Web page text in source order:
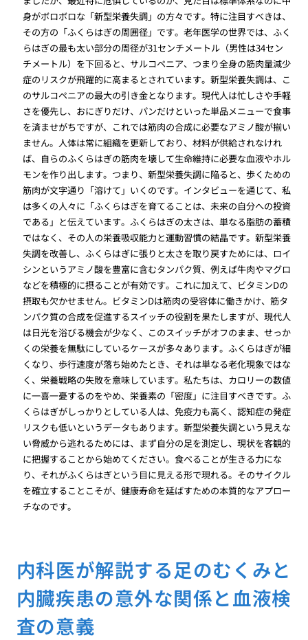
身がボロボロな「新型栄養失調」の方々です。特に注目すべきは、
その方の「ふくらはぎの周囲径」です。老年医学の世界では、ふく
らはぎの最も太い部分の周径が31センチメートル（男性は34セン
チメートル）を下回ると、サルコペニア、つまり全身の筋肉量減少
症のリスクが飛躍的に高まるとされています。新型栄養失調は、こ
のサルコペニアの最大の引き金となります。現代人は忙しさや手軽
さを優先し、おにぎりだけ、パンだけといった単品メニューで食事
を済ませがちですが、これでは筋肉の合成に必要なアミノ酸が揃い
ません。人体は常に組織を更新しており、材料が供給されなけれ
ば、自らのふくらはぎの筋肉を壊して生命維持に必要な血液やホル
モンを作り出します。つまり、新型栄養失調に陥ると、歩くための
筋肉が文字通り「溶けて」いくのです。インタビューを通じて、私
は多くの人々に「ふくらはぎを育てることは、未来の自分への投資
である」と伝えています。ふくらはぎの太さは、単なる脂肪の蓄積
ではなく、その人の栄養吸収能力と運動習慣の結晶です。新型栄養
失調を改善し、ふくらはぎに張りと太さを取り戻すためには、ロイ
シンというアミノ酸を豊富に含むタンパク質、例えば牛肉やマグロ
などを積極的に摂ることが有効です。これに加えて、ビタミンDの
摂取も欠かせません。ビタミンDは筋肉の受容体に働きかけ、筋タ
ンパク質の合成を促進するスイッチの役割を果たしますが、現代人
は日光を浴びる機会が少なく、このスイッチがオフのまま、せっか
くの栄養を無駄にしているケースが多々あります。ふくらはぎが細
くなり、歩行速度が落ち始めたとき、それは単なる老化現象ではな
く、栄養戦略の失敗を意味しています。私たちは、カロリーの数値
に一喜一憂するのをやめ、栄養素の「密度」に注目すべきです。ふ
くらはぎがしっかりとしている人は、免疫力も高く、認知症の発症
リスクも低いというデータもあります。新型栄養失調という見えな
い脅威から逃れるためには、まず自分の足を測定し、現状を客観的
に把握することから始めてください。食べることが生きる力にな
り、それがふくらはぎという目に見える形で現れる。そのサイクル
を確立することこそが、健康寿命を延ばすための本質的なアプロー
チなのです。
内科医が解説する足のむくみと
内臓疾患の意外な関係と血液検
査の意義